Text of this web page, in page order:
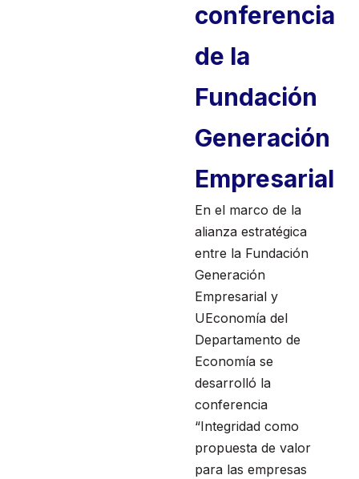
conferencia
de la
Fundación
Generación
Empresarial
En el marco de la
alianza estratégica
entre la Fundación
Generación
Empresarial y
UEconomía del
Departamento de
Economía se
desarrolló la
conferencia
“Integridad como
propuesta de valor
para las empresas